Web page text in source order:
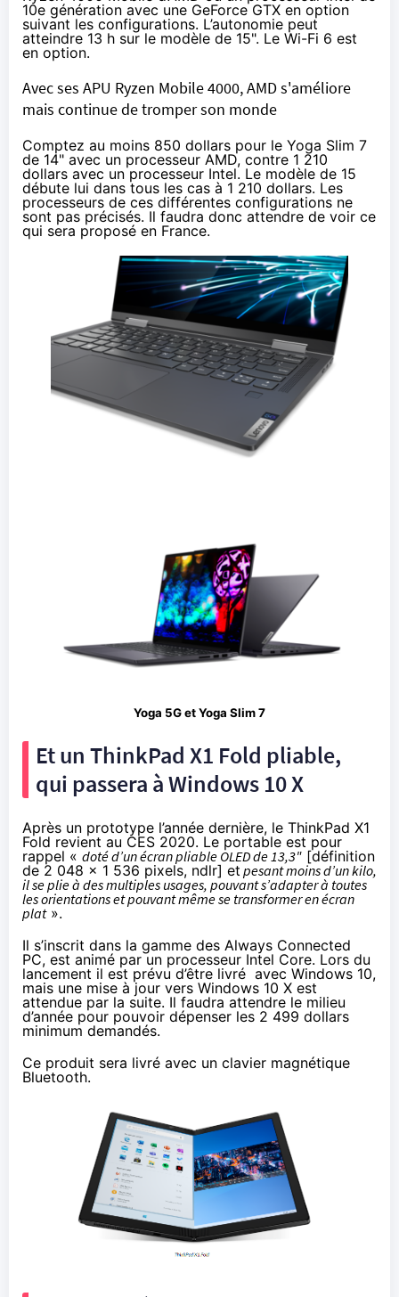
10e génération avec une GeForce GTX en option
suivant les configurations. L’autonomie peut
atteindre 13 h sur le modèle de 15". Le Wi-Fi 6 est
en option.
Avec ses APU Ryzen Mobile 4000, AMD s'améliore
mais continue de tromper son monde
Comptez au moins 850 dollars pour le Yoga Slim 7
de 14" avec un processeur AMD, contre 1 210
dollars avec un processeur Intel. Le modèle de 15
débute lui dans tous les cas à 1 210 dollars. Les
processeurs de ces différentes configurations ne
sont pas précisés. Il faudra donc attendre de voir ce
qui sera proposé en France.
Yoga 5G et Yoga Slim 7
Et un ThinkPad X1 Fold pliable,
qui passera à Windows 10 X
Après un prototype l’année dernière, le ThinkPad X1
Fold revient au CES 2020. Le portable est pour
rappel « doté d’un écran pliable OLED de 13,3" [définition
de 2 048 x 1 536 pixels, ndlr] et pesant moins d’un kilo,
il se plie à des multiples usages, pouvant s’adapter à toutes
les orientations et pouvant même se transformer en écran
plat».
Il s’inscrit dans la gamme des Always Connected
PC, est animé par un processeur Intel Core. Lors du
lancement il est prévu d’être livré avec Windows 10,
mais une mise à jour vers Windows 10 X est
attendue par la suite. Il faudra attendre le milieu
d’année pour pouvoir dépenser les 2 499 dollars
minimum demandés.
Ce produit sera livré avec un clavier magnétique
Bluetooth.